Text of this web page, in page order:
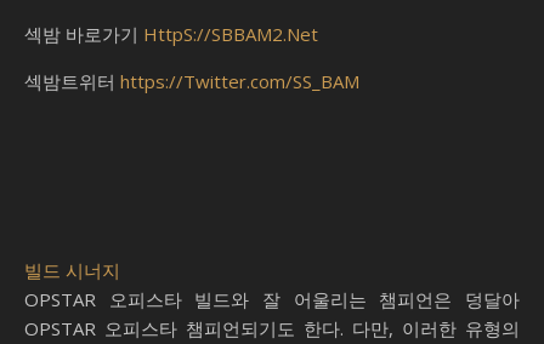
섹밤 바로가기 HttpS://SBBAM2.Net
섹밤트위터 https://Twitter.com/SS_BAM
빌드 시너지
OPSTAR 오피스타 빌드와 잘 어울리는 챔피언은 덩달아
OPSTAR 오피스타 챔피언되기도 한다. 다만, 이러한 유형의